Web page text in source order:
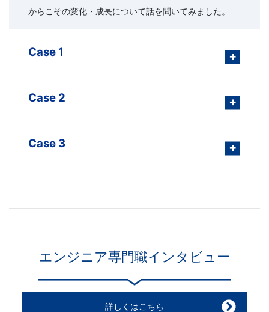
からこその変化・成長について話を聞いてみました。
Case 1
Case 2
Case 3
エンジニア専門職インタビュー
詳しくはこちら